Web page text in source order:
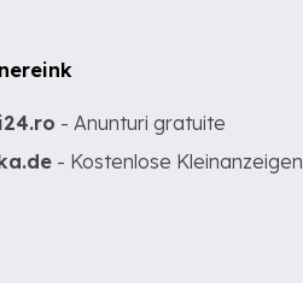
- Anunturi gratuite
- Kostenlose Kleinanzeigen